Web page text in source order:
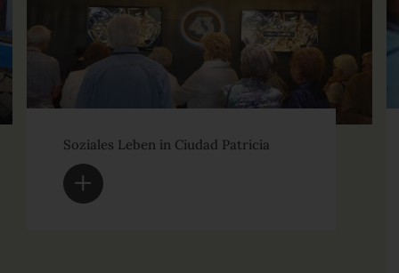
Soziales Leben in Ciudad Patricia